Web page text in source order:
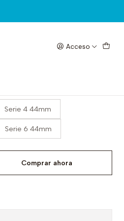
Acceso
Serie 4 44mm
Serie 6 44mm
Comprar ahora